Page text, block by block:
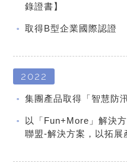
錄證書】
取得B型企業國際認證
2022
集團產品取得「智慧防
以「Fun+More」解決
聯盟-解決方案，以拓展